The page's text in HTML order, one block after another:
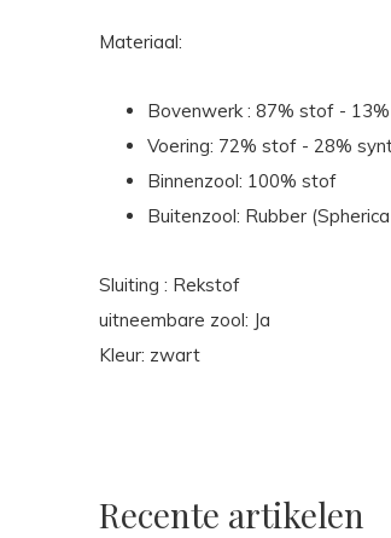
Materiaal:
Bovenwerk : 87% stof -
Voering: 72% stof - 28%
Binnenzool: 100% stof
Buitenzool: Rubber
Sluiting : Rekstof
uitneembare zool: Ja
Kleur: zwart
Recente artikelen